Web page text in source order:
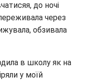
до ночі
через
обзивала
в школу як на
у моїй